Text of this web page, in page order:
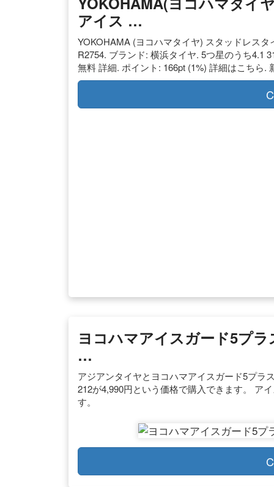
アイス …
YOKOHAMA (ヨコハマタイヤ) スタッドレス
R2754. ブランド: 横浜タイヤ. 5つ星のうち4.1
無料 詳細. ポイント: 166pt (1%) 詳細はこちら.
ヨコハマアイスガード5プ
…
アジアンタイヤとヨコハマアイスガード5プラ
212が4,990円という価格で購入できます。 ア
す。